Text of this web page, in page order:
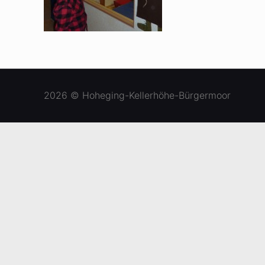
2026 © Hoheging-Kellerhöhe-Bürgermoor